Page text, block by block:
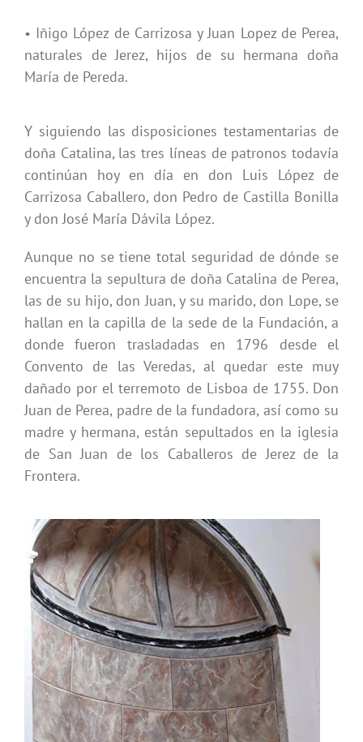
• Iñigo López de Carrizosa y Juan Lopez de Perea,
naturales de Jerez, hijos de su hermana doña
María de Pereda.
Y siguiendo las disposiciones testamentarias de
doña Catalina, las tres líneas de patronos todavía
continúan hoy en día en don Luis López de
Carrizosa Caballero, don Pedro de Castilla Bonilla
y don José María Dávila López.
Aunque no se tiene total seguridad de dónde se
encuentra la sepultura de doña Catalina de Perea,
las de su hijo, don Juan, y su marido, don Lope, se
hallan en la capilla de la sede de la Fundación, a
donde fueron trasladadas en 1796 desde el
Convento de las Veredas, al quedar este muy
dañado por el terremoto de Lisboa de 1755. Don
Juan de Perea, padre de la fundadora, así como su
madre y hermana, están sepultados en la iglesia
de San Juan de los Caballeros de Jerez de la
Frontera.